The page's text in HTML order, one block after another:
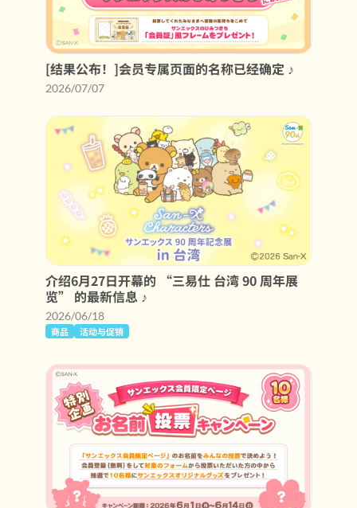
[结果公布！]会员专属页面的名称已经确定 ♪
2026/07/07
介绍6月27日开幕的 “三易仕 台湾 90 周年展
览” 的最新信息 ♪
2026/06/18
商品 活动与促销